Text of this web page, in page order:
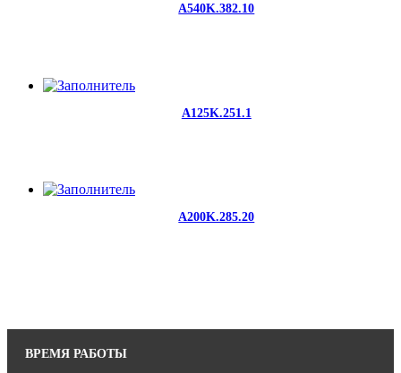
A540K.382.10
A125K.251.1
A200K.285.20
ВРЕМЯ РАБОТЫ